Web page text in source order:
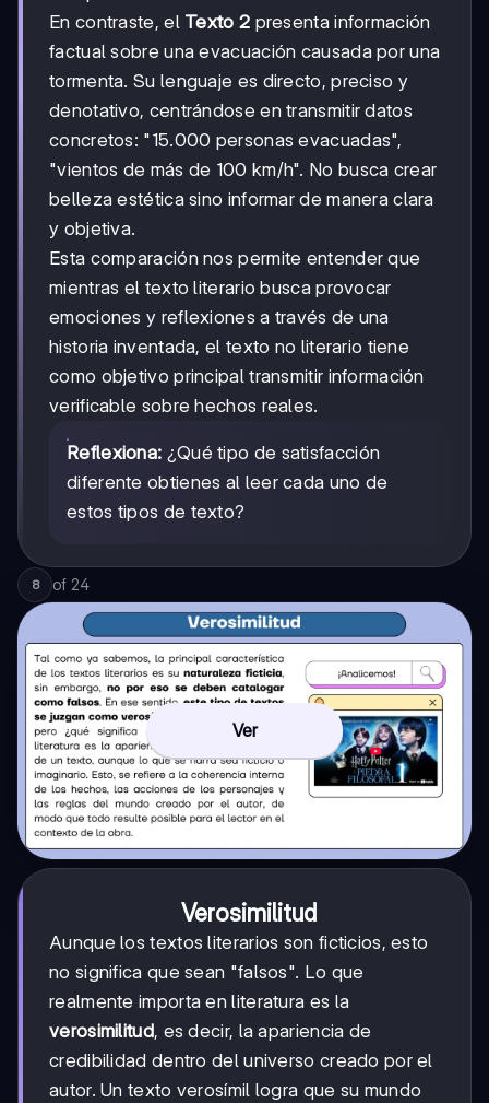
En contraste, el Texto 2 presenta información
factual sobre una evacuación causada por una
tormenta. Su lenguaje es directo, preciso y
denotativo, centrándose en transmitir datos
concretos: "15.000 personas evacuadas",
"vientos de más de 100 km/h". No busca crear
belleza estética sino informar de manera clara
y objetiva.
Esta comparación nos permite entender que
mientras el texto literario busca provocar
emociones y reflexiones a través de una
historia inventada, el texto no literario tiene
como objetivo principal transmitir información
verificable sobre hechos reales.
Reflexiona: ¿Qué tipo de satisfacción
diferente obtienes al leer cada uno de
estos tipos de texto?
8 of 24
Ver
Verosimilitud
Aunque los textos literarios son ficticios, esto
no significa que sean "falsos". Lo que
realmente importa en literatura es la
verosimilitud, es decir, la apariencia de
credibilidad dentro del universo creado por el
autor. Un texto verosímil logra que su mundo